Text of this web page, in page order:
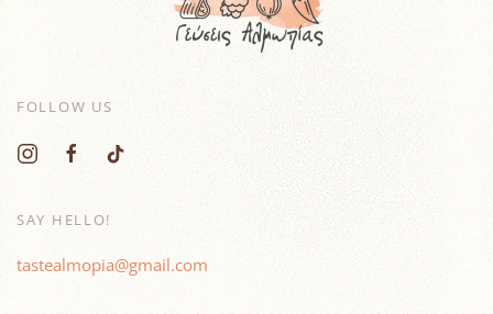
FOLLOW US
SAY HELLO!
tastealmopia@gmail.com